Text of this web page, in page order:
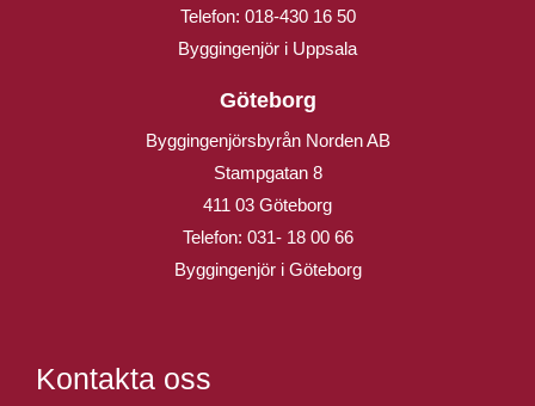
Telefon: 018-430 16 50
Byggingenjör i Uppsala
Göteborg
Byggingenjörsbyrån Norden AB
Stampgatan 8
411 03 Göteborg
Telefon: 031- 18 00 66
Byggingenjör i Göteborg
Kontakta oss